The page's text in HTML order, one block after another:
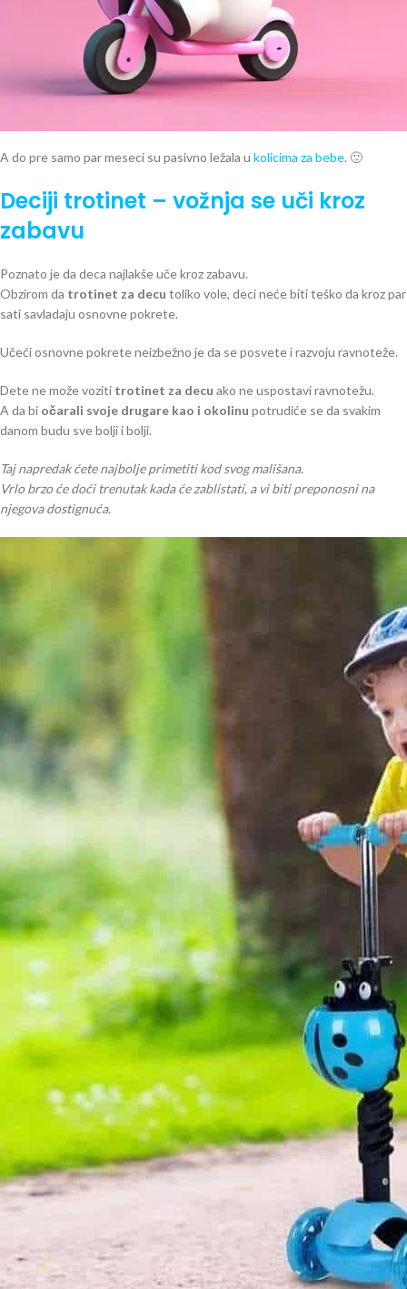
To možete primetiti dok šetate parkom ili kada prolazite pored igrališta
za decu. Najveći broj mališana juri ovim omiljenim prevoznim sredstvom.
Sigurno se iznenadite kada vidite decu koja tako slobodno voze svoj
trotinet za decu.
A do pre samo par meseci su pasivno ležala u kolicima za bebe. 🙂
Deciji trotinet – vožnja se uči kroz
zabavu
Poznato je da deca najlakše uče kroz zabavu.
Obzirom da trotinet za decu toliko vole, deci neće biti teško da kroz par
sati savladaju osnovne pokrete.
Učeći osnovne pokrete neizbežno je da se posvete i razvoju ravnoteže.
Dete ne može voziti trotinet za decu ako ne uspostavi ravnotežu.
A da bi očarali svoje drugare kao i okolinu potrudiće se da svakim
danom budu sve bolji i bolji.
Taj napredak ćete najbolje primetiti kod svog mališana.
Vrlo brzo će doći trenutak kada će zablistati, a vi biti preponosni na
njegova dostignuća.